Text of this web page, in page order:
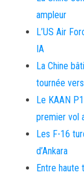
ampleur
L’US Air
IA
La Chine
tournée
Le KAAN
premier vol
Les F-16
d’Ankara
Entre haute